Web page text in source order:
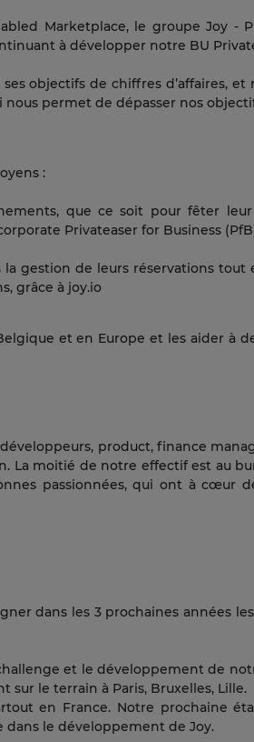
Marketplace, le groupe Joy -
à développer notre BU
objectifs de chiffres d’affaires,
permet de dépasser nos
:
que ce soit pour fêter
Privateaser for Business
gestion de leurs réservations
grâce à joy.io
et en Europe et les aider à
product, finance
La moitié de notre effectif est au
passionnées, qui ont à cœur
dans les 3 prochaines années
et le développement de
sur le terrain à Paris, Bruxelles, Lille.
en France. Notre prochaine
dans le développement de Joy.